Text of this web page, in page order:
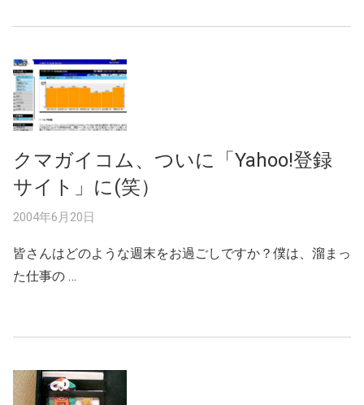
クマガイコム、ついに「Yahoo!登録
サイト」に(笑）
2004年6月20日
皆さんはどのような週末をお過ごしですか？僕は、溜まっ
た仕事の …